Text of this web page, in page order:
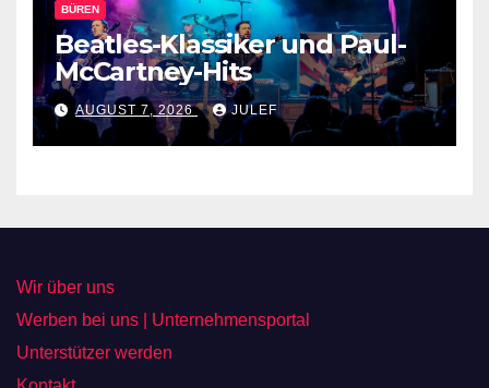
BÜREN
Beatles-Klassiker und Paul-
McCartney-Hits
AUGUST 7, 2026 JULEF
Wir über uns
Werben bei uns | Unternehmensportal
Unterstützer werden